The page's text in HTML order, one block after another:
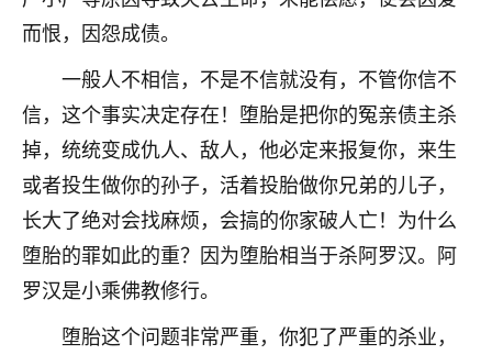
而恨，因怨成债。
一般人不相信，不是不信就没有，不管你信不
信，这个事实决定存在！堕胎是把你的冤亲债主杀
掉，统统变成仇人、敌人，他必定来报复你，来生
或者投生做你的孙子，活着投胎做你兄弟的儿子，
长大了绝对会找麻烦，会搞的你家破人亡！为什么
堕胎的罪如此的重？因为堕胎相当于杀阿罗汉。阿
罗汉是小乘佛教修行。
堕胎这个问题非常严重，你犯了严重的杀业，
3小时前 来自河北
付深
我是公司人事调整，有升迁机会，但同时竞争的我们
三个，找老师的时候是抱着侥幸心理，没想到老师看
着我晋升有望，我半信半疑的按照老师建议，做了化
太岁还有一个发钱粮，本来年前的人事调整，拖到年
后，我以为都没戏了，结果开年一上班，开会提拔升
职第一个就是我，职务无所谓，主要是底薪加了
3000，非常开心，无论如何，感恩感谢！🙏🏻
鹿森：恭喜升职加薪！！，请客吗？�